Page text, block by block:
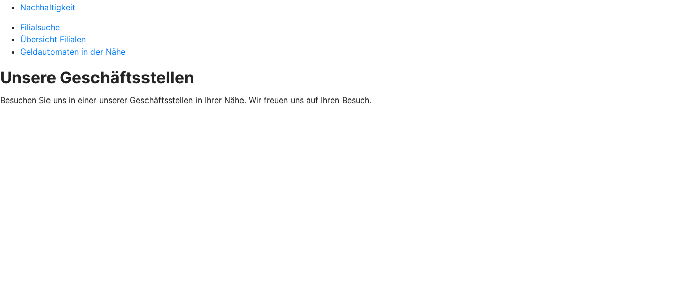
Nachhaltigkeit
Filialsuche
Übersicht Filialen
Geldautomaten in der Nähe
Unsere Geschäftsstellen
Besuchen Sie uns in einer unserer Geschäftsstellen in Ihrer Nähe. Wir freuen uns auf Ihren Besuch.